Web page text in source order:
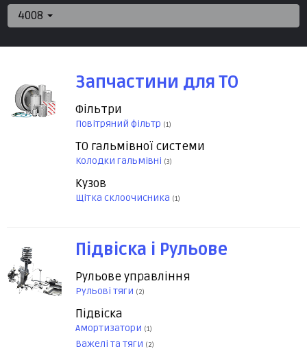
4008
Запчастини для ТО
Фільтри
Повітряний фільтр (1)
ТО гальмівної системи
Колодки гальмівні (3)
Кузов
Щітка склоочисника (1)
Підвіска і Рульове
Рульове управління
Рульові тяги (2)
Підвіска
Амортизатори (1)
Важелі та тяги (2)